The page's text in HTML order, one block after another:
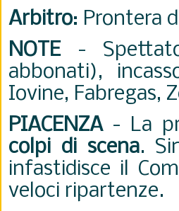
Arbitro: Prontera
NOTE -
abbonati),
Iovine, Fabregas,
PIACENZA- La
colpi di scena.
infastidisce il
veloci ripartenze.